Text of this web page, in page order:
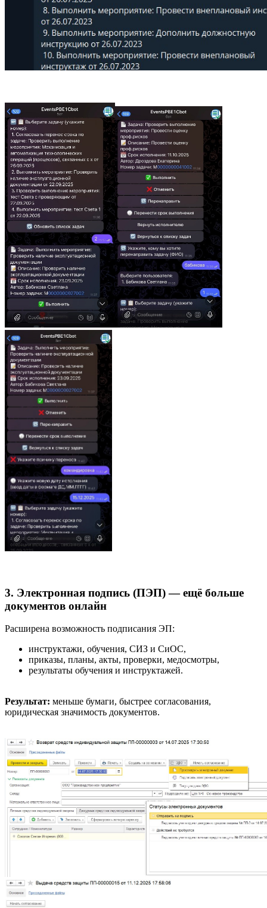
3. Электронная подпись (ПЭП) — ещё больше
документов онлайн
Расширена возможность подписания ЭП:
инструктажи, обучения, СИЗ и СиОС,
приказы, планы, акты, проверки, медосмотры,
результаты обучения и инструктажей.
Результат: меньше бумаги, быстрее согласования,
юридическая значимость документов.